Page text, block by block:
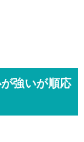
強いが順応